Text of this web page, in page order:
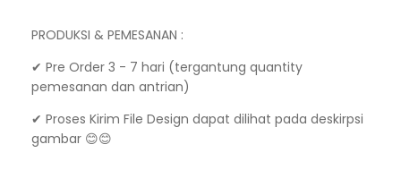
PRODUKSI & PEMESANAN :
✔ Pre Order 3 - 7 hari (tergantung quantity
pemesanan dan antrian)
✔ Proses Kirim File Design dapat dilihat pada deskirpsi
gambar 😊😊